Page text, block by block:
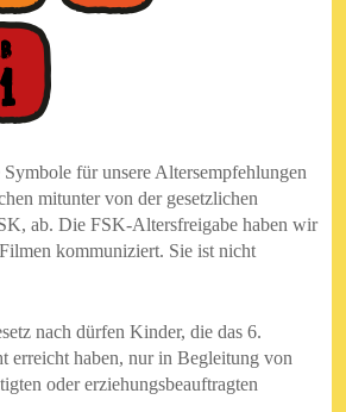
für unsere Altersempfehlungen
mitunter von der gesetzlichen
ab. Die FSK-Altersfreigabe haben wir
kommuniziert. Sie ist nicht
nach dürfen Kinder, die das 6.
erreicht haben, nur in Begleitung von
oder erziehungsbeauftragten